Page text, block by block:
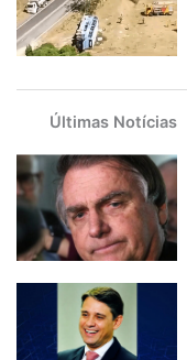
Últimas Notícias